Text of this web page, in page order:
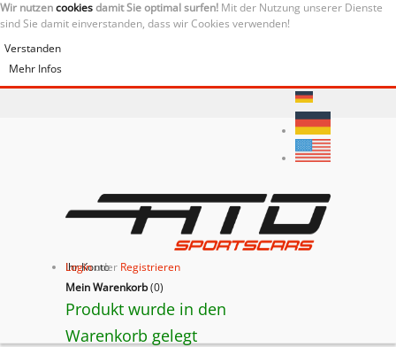
Wir nutzencookiesdamit Sie optimal surfen! Mit der Nutzung unserer Dienste
sind Sie damit einverstanden, dass wir Cookies verwenden!
Verstanden
Mehr Infos
Ihr Konto
Loginoder Registrieren
Mein Warenkorb(0)
Produkt wurde in den
Warenkorb gelegt